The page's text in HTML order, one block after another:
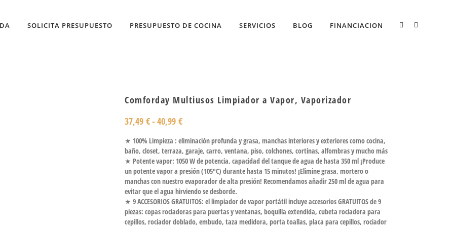
SOLICITA PRESUPUESTO PRESUPUESTO DE COCINA SERVICIOS BLOG FINANCIACION
Comforday Multiusos Limpiador a Vapor, Vaporizador
37,49 €- 40,99 €
★ 100% Limpieza : eliminación profunda y grasa, manchas interiores y exteriores como cocina,
baño, closet, terraza, garaje, carro, ventana, piso, colchones, cortinas, alfombras y mucho más
★ Potente vapor: 1050 W de potencia, capacidad del tanque de agua de hasta 350 ml ¡Produce
un potente vapor a presión (105°C) durante hasta 15 minutos! ¡Elimine grasa, mortero o
manchas con nuestro evaporador de alta presión! Recomendamos añadir 250 ml de agua para
evitar que el agua hirviendo se desborde.
★ 9 ACCESORIOS GRATUITOS: el limpiador de vapor portátil incluye accesorios GRATUITOS de 9
piezas: copas rociadoras para puertas y ventanas, boquilla extendida, cubeta rociadora para
cepillos, rociador doblado, embudo, taza medidora, porta toallas, placa para cepillos, rociador